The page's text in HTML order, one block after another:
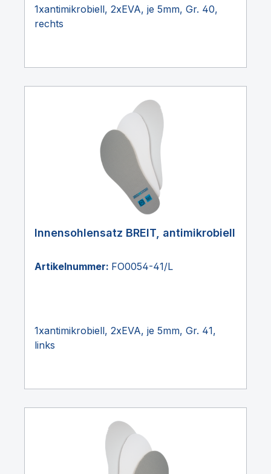
1xantimikrobiell, 2xEVA, je 5mm, Gr. 40,
rechts
Innensohlensatz BREIT, antimikrobiell
Artikelnummer: FO0054-41/L
1xantimikrobiell, 2xEVA, je 5mm, Gr. 41,
links